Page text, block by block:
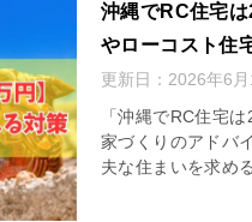
沖縄でRC住宅
やローコスト住
更新日： 2026年6月
「沖縄でRC住宅
家づくりのアドバ
夫な住まいを求め